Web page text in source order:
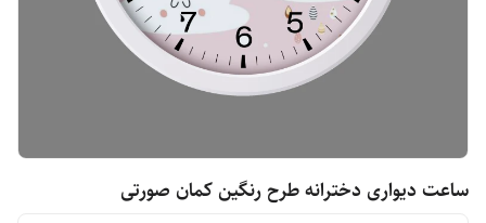
ساعت دیواری دخترانه طرح رنگین کمان صورتی